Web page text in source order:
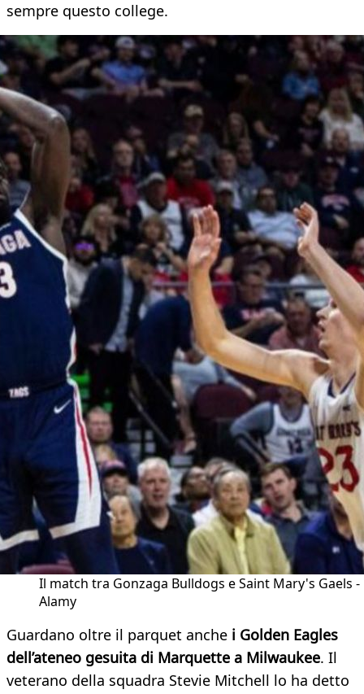
sempre questo college.
Il match tra Gonzaga Bulldogs e Saint Mary's Gaels -
Alamy
Guardano oltre il parquet anche i Golden Eagles
dell’ateneo gesuita di Marquette a Milwaukee. Il
veterano della squadra Stevie Mitchell lo ha detto